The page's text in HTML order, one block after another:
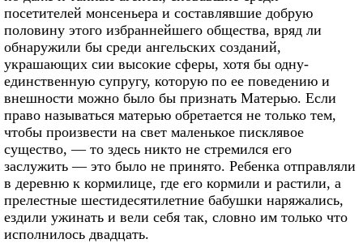
посетителей монсеньера и составлявшие добрую
половину этого избраннейшего общества, вряд ли
обнаружили бы среди ангельских созданий,
украшающих сии высокие сферы, хотя бы одну-
единственную супругу, которую по ее поведению и
внешности можно было бы признать Матерью. Если
право называться матерью обретается не только тем,
чтобы произвести на свет маленькое писклявое
существо, — то здесь никто не стремился его
заслужить — это было не принято. Ребенка отправляли
в деревню к кормилице, где его кормили и растили, а
прелестные шестидесятилетние бабушки наряжались,
ездили ужинать и вели себя так, словно им только что
исполнилось двадцать.